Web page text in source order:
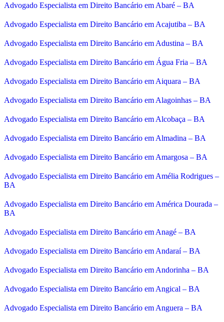
Advogado Especialista em Direito Bancário em Abaré – BA
Advogado Especialista em Direito Bancário em Acajutiba – BA
Advogado Especialista em Direito Bancário em Adustina – BA
Advogado Especialista em Direito Bancário em Água Fria – BA
Advogado Especialista em Direito Bancário em Aiquara – BA
Advogado Especialista em Direito Bancário em Alagoinhas – BA
Advogado Especialista em Direito Bancário em Alcobaça – BA
Advogado Especialista em Direito Bancário em Almadina – BA
Advogado Especialista em Direito Bancário em Amargosa – BA
Advogado Especialista em Direito Bancário em Amélia Rodrigues –
BA
Advogado Especialista em Direito Bancário em América Dourada –
BA
Advogado Especialista em Direito Bancário em Anagé – BA
Advogado Especialista em Direito Bancário em Andaraí – BA
Advogado Especialista em Direito Bancário em Andorinha – BA
Advogado Especialista em Direito Bancário em Angical – BA
Advogado Especialista em Direito Bancário em Anguera – BA